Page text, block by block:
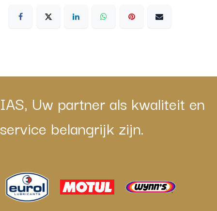
IAS, Uw partner als kwaliteit en
service belangrijk zijn.